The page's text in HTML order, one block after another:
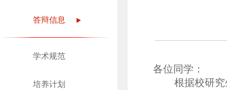
答辩信息
学术规范
培养计划
各位同学：
根据校研究生